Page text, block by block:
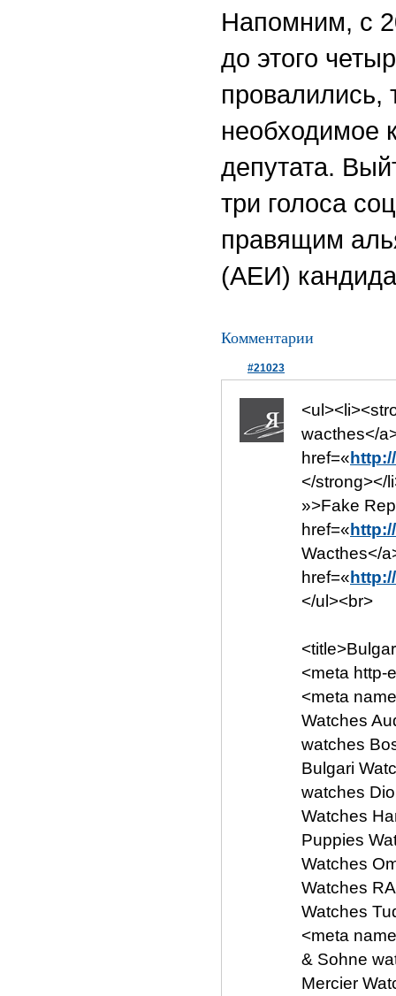
Напомним, с
до этого
провалились,
необходимое
депутата.
три голоса
правящим
(АЕИ)
Комментарии
#21023
wacthes</
href=«
</strong></
»>Fake
href=«
Wacthes</
href=«
</ul><br>
<meta http-
<meta
Watches
watches
Bulgari
watches
Watches
Puppies
Watches
Watches
Watches
<meta
& Sohne
Mercier